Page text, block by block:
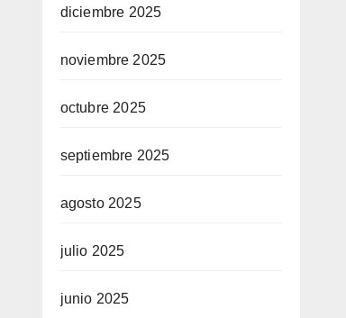
diciembre 2025
noviembre 2025
octubre 2025
septiembre 2025
agosto 2025
julio 2025
junio 2025